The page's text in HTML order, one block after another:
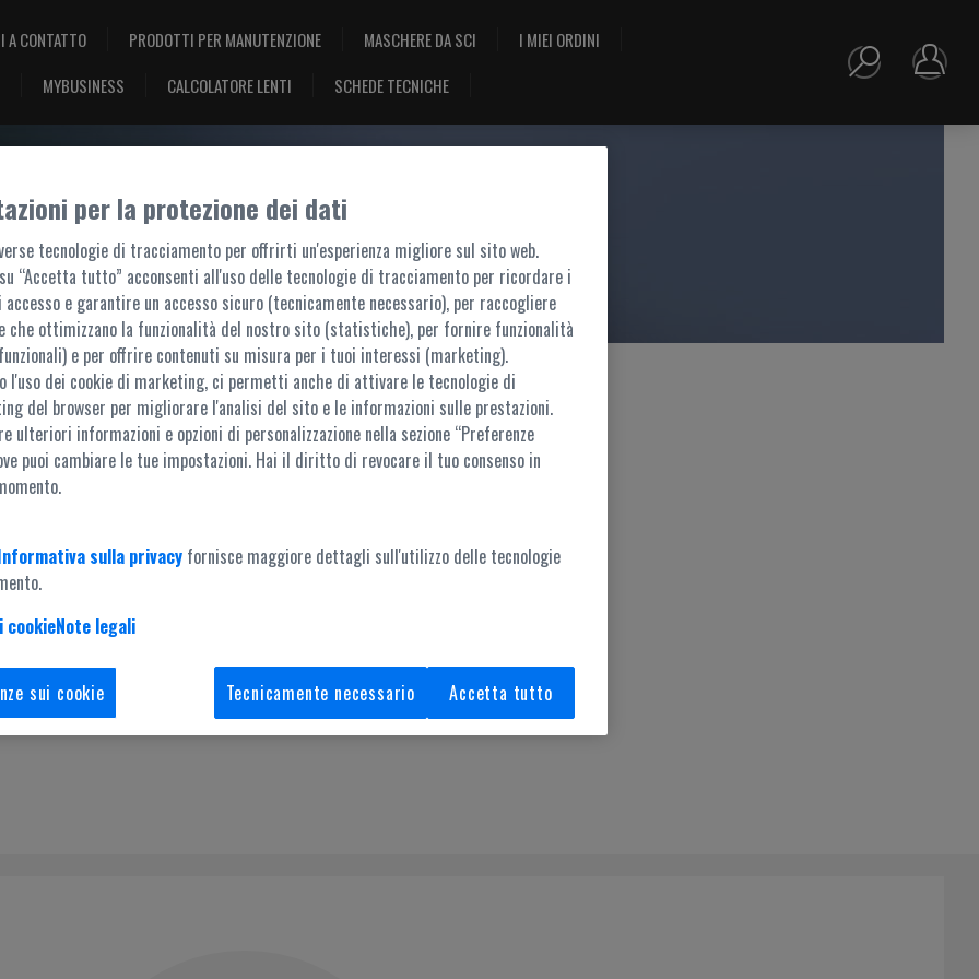
A CONTATTO PRODOTTI PER MANUTENZIONE MASCHERE DA SCI
I MIEI ORDINI
MYBUSINESS
CALCOLATORE LENTI SCHEDE TECNICHE
BENVENUTO, ACCEDI!
ACCESSO AL PORTALE
portale sono accessibili ai soli utenti registrati. L'accesso è possibile tramiteMyZEISS
Per ulteriori informazioni,
per la protezione dei dati
tecnologie di tracciamento per offrirti un'esperienza migliore sul sito web.
“Accetta tutto” acconsenti all'uso delle tecnologie di tracciamento per ricordare i
e garantire un accesso sicuro (tecnicamente necessario), per raccogliere
che ottimizzano la funzionalità del nostro sito (statistiche), per fornire funzionalità
e per offrire contenuti su misura per i tuoi interessi (marketing).
l'uso dei cookie di marketing, ci permetti anche di attivare le tecnologie di
del browser per migliorare l'analisi del sito e le informazioni sulle prestazioni.
ulteriori informazioni e opzioni di personalizzazione nella sezione “Preferenze
puoi cambiare le tue impostazioni. Hai il diritto di revocare il tuo consenso in
sulla privacy fornisce maggiore dettagli sull'utilizzo delle tecnologie
cookieNote legali
sui cookie Tecnicamente necessario Accetta tutto